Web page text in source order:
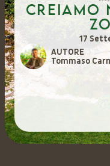
Creiamo
17
AUTORE
Tommaso